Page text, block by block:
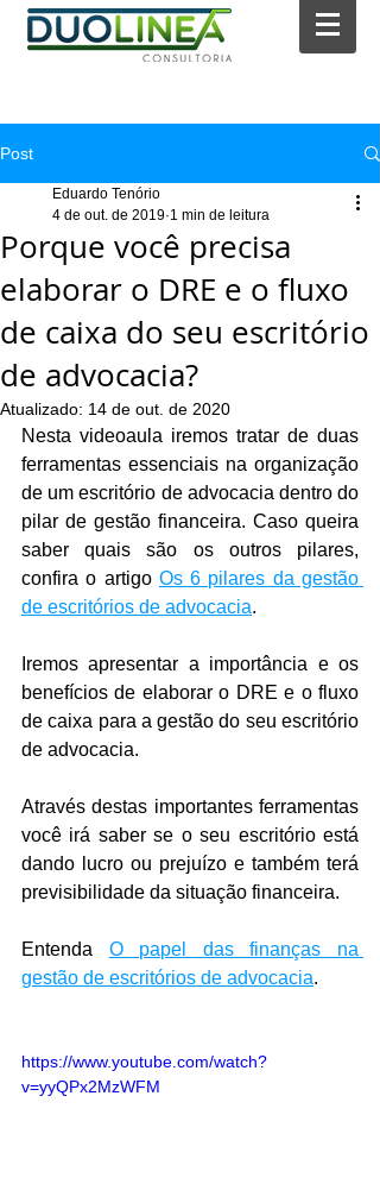
Post
Porque você precisa
elaborar o DRE e o fluxo
de caixa do seu escritório
de advocacia?
Eduardo Tenório
4 de out. de 2019 1 min de leitura
Atualizado: 14 de out. de 2020
Nesta videoaula iremos tratar de duas
ferramentas essenciais na organização
de um escritório de advocacia dentro do
pilar de gestão financeira. Caso queira
saber quais são os outros pilares,
confira o artigo Os 6 pilares da gestão
de escritórios de advocacia.
Iremos apresentar a importância e os
benefícios de elaborar o DRE e o fluxo
de caixa para a gestão do seu escritório
de advocacia.
Através destas importantes ferramentas
você irá saber se o seu escritório está
dando lucro ou prejuízo e também terá
previsibilidade da situação financeira.
Entenda O papel das finanças na
gestão de escritórios de advocacia.
https://www.youtube.com/watch?
v=yyQPx2MzWFM